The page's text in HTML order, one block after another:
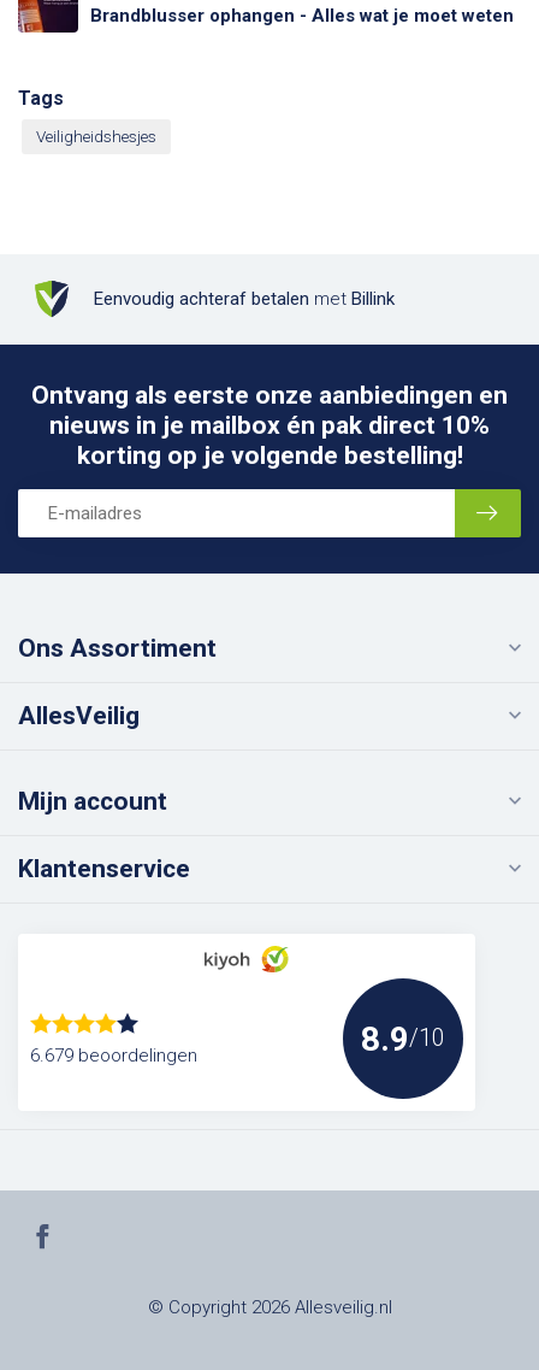
Brandblusser ophangen - Alles wat je moet weten
Tags
Veiligheidshesjes
Eenvoudig achteraf betalen met Billink
Ontvang als eerste onze aanbiedingen en
nieuws in je mailbox én pak direct 10%
korting op je volgende bestelling!
Ons Assortiment
AllesVeilig
Mijn account
Klantenservice
6.679 beoordelingen 8.9/10
© Copyright 2026 Allesveilig.nl